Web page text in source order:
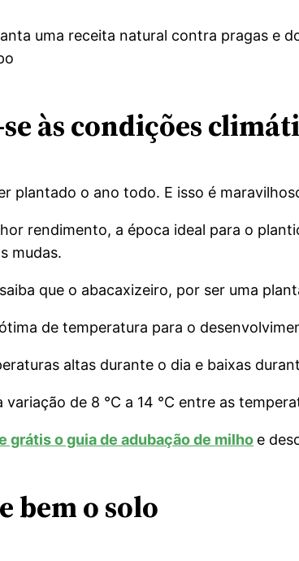
uma receita natural contra pragas e
às condições
plantado o ano todo. E isso é
rendimento, a época ideal para o
mudas.
que o abacaxizeiro, por ser uma
de temperatura para o
altas durante o dia e baixas
variação de 8 °C a 14 °C entre as
grátis o guia de adubação de milho e
bem o solo